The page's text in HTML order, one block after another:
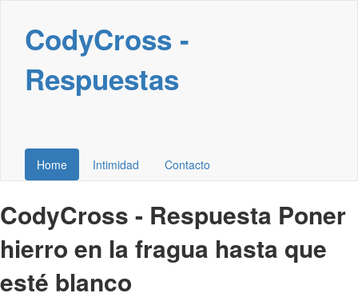
CodyCross -
Respuestas
Home Intimidad Contacto
CodyCross - Respuesta Poner
hierro en la fragua hasta que
esté blanco